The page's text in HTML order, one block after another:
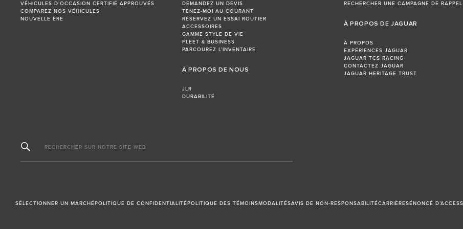
VÉHICULES D’OCCASION CERTIFIÉ APPROUVÉS
COMPAREZ NOS VÉHICULES
NOUVELLE ÈRE
DEMANDEZ UN DEVIS
TENEZ-MOI AU COURANT
RÉSERVEZ UN ESSAI ROUTIER
ACCESSOIRES
GAMME STYLE DE VIE
FLEET & BUSINESS
PARCOUREZ L’INVENTAIRE
À PROPOS DE NOUS
JLR
DURABILITÉ
RECHERCHER UNE CAMPAGNE DE RAPPEL
À PROPOS DE JAGUAR
À PROPOS
EXPÉRIENCES JAGUAR
JAGUAR TCS RACING
CONTACTEZ JAGUAR
JAGUAR HERITAGE TRUST
RECHERCHER SUR NOTRE SITE WEB
SÉLECTIONNER UN MARCHÉPOLITIQUE DE CONFIDENTIALITÉPOLITIQUE DES TÉMOINSMODALITÉSAVIS DE NON-RESPONSABILITÉCARRIÈRESÉNONCÉ